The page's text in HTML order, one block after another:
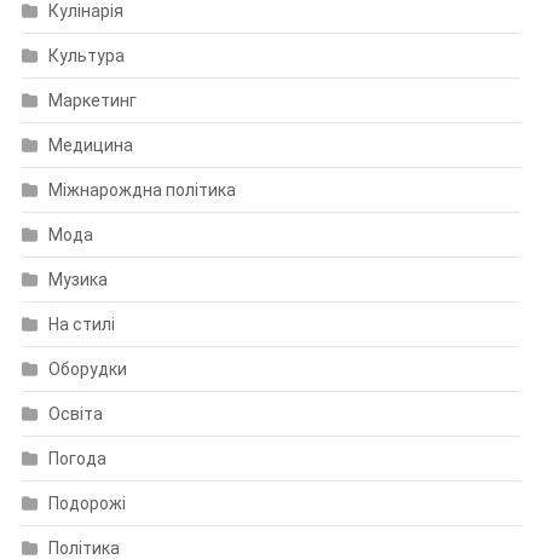
Кулінарія
Культура
Маркетинг
Медицина
Міжнарождна політика
Мода
Музика
На стилі
Оборудки
Освіта
Погода
Подорожі
Політика